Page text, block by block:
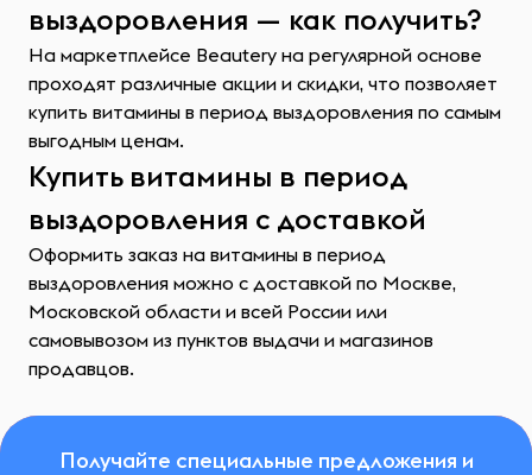
выздоровления — как получить?
На маркетплейсе Beautery на регулярной основе
проходят различные акции и скидки, что позволяет
купить витамины в период выздоровления по самым
выгодным ценам.
Купить витамины в период
выздоровления с доставкой
Оформить заказ на витамины в период
выздоровления можно с доставкой по Москве,
Московской области и всей России или
самовывозом из пунктов выдачи и магазинов
продавцов.
Получайте специальные предложения и